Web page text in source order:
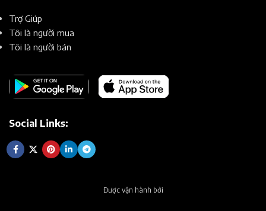
Trợ Giúp
Tôi là người mua
Tôi là người bán
Social Links:
Được vận hành bởi